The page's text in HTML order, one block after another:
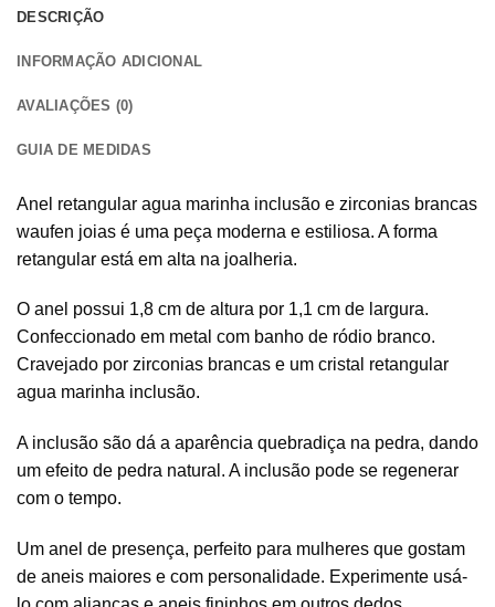
DESCRIÇÃO
INFORMAÇÃO ADICIONAL
AVALIAÇÕES (0)
GUIA DE MEDIDAS
Anel retangular agua marinha inclusão e zirconias brancas
waufen joias é uma peça moderna e estiliosa. A forma
retangular está em alta na joalheria.
O anel possui 1,8 cm de altura por 1,1 cm de largura.
Confeccionado em metal com banho de ródio branco.
Cravejado por zirconias brancas e um cristal retangular
agua marinha inclusão.
A inclusão são dá a aparência quebradiça na pedra, dando
um efeito de pedra natural. A inclusão pode se regenerar
com o tempo.
Um anel de presença, perfeito para mulheres que gostam
de aneis maiores e com personalidade. Experimente usá-